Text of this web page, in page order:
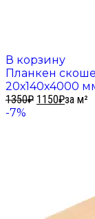
В корзину
Планкен
20х140х4000
1350₽ 1150₽за м²
-7%